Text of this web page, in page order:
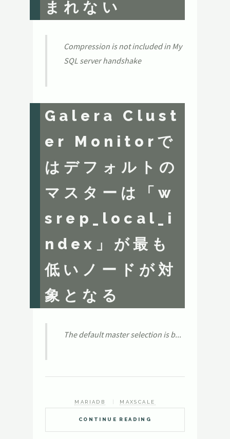
まれない
Compression is not included in My
SQL server handshake
Galera Clust
er Monitorで
はデフォルトの
マスターは「w
srep_local_i
ndex」が最も
低いノードが対
象となる
The default master selection is b...
CONTINUE READING
MARIADB MAXSCALE